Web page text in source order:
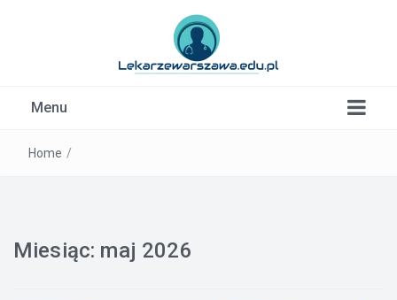
Menu
Home /
Miesiąc: maj 2026